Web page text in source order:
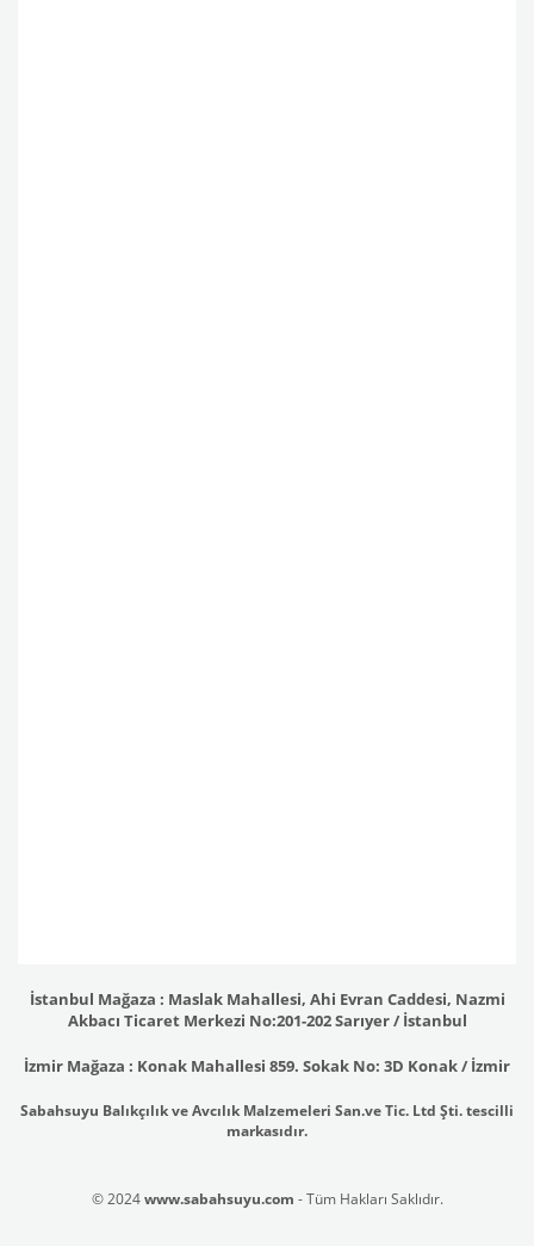
İstanbul Mağaza : Maslak Mahallesi, Ahi Evran Caddesi, Nazmi
Akbacı Ticaret Merkezi No:201-202 Sarıyer / İstanbul
İzmir Mağaza : Konak Mahallesi 859. Sokak No: 3D Konak / İzmir
Sabahsuyu Balıkçılık ve Avcılık Malzemeleri San.ve Tic. Ltd Şti. tescilli
markasıdır.
© 2024www.sabahsuyu.com - Tüm Hakları Saklıdır.